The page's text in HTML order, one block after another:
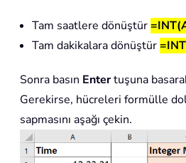
Tam saatlere dönüştür
Tam dakikalara dönüştür
Sonra basın Entertuşuna
Gerekirse, hücreleri formülle
sapmasını aşağı çekin.